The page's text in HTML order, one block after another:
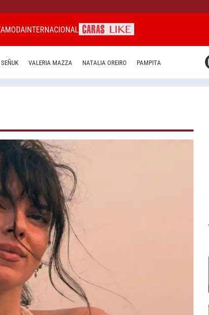
MODAINTERNACIONAL
VALERIA MAZZA NATALIA OREIRO PAMPITA